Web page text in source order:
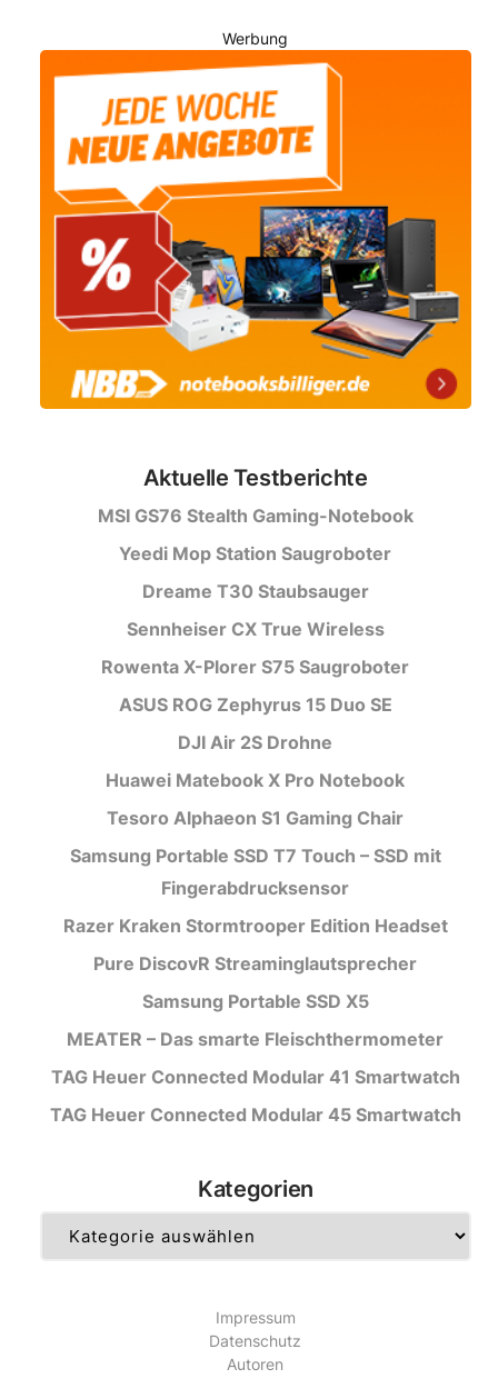
Werbung
Aktuelle Testberichte
MSI GS76 Stealth Gaming-Notebook
Yeedi Mop Station Saugroboter
Dreame T30 Staubsauger
Sennheiser CX True Wireless
Rowenta X-Plorer S75 Saugroboter
ASUS ROG Zephyrus 15 Duo SE
DJI Air 2S Drohne
Huawei Matebook X Pro Notebook
Tesoro Alphaeon S1 Gaming Chair
Samsung Portable SSD T7 Touch – SSD mit
Fingerabdrucksensor
Razer Kraken Stormtrooper Edition Headset
Pure DiscovR Streaminglautsprecher
Samsung Portable SSD X5
MEATER – Das smarte Fleischthermometer
TAG Heuer Connected Modular 41 Smartwatch
TAG Heuer Connected Modular 45 Smartwatch
Kategorien
Impressum
Datenschutz
Autoren